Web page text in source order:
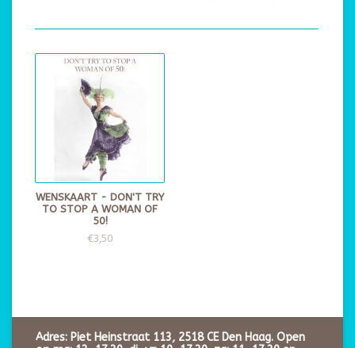
WENSKAART - DON'T TRY
TO STOP A WOMAN OF
50!
€3,50
Adres: Piet Heinstraat 113, 2518 CE Den Haag. Open